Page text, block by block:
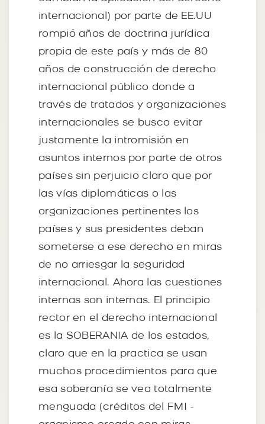
internacional) por parte de EE.UU
rompió años de doctrina jurídica
propia de este país y más de 80
años de construcción de derecho
internacional público donde a
través de tratados y organizaciones
internacionales se busco evitar
justamente la intromisión en
asuntos internos por parte de otros
países sin perjuicio claro que por
las vías diplomáticas o las
organizaciones pertinentes los
países y sus presidentes deban
someterse a ese derecho en miras
de no arriesgar la seguridad
internacional. Ahora las cuestiones
internas son internas. El principio
rector en el derecho internacional
es la SOBERANIA de los estados,
claro que en la practica se usan
muchos procedimientos para que
esa soberanía se vea totalmente
menguada (créditos del FMI -